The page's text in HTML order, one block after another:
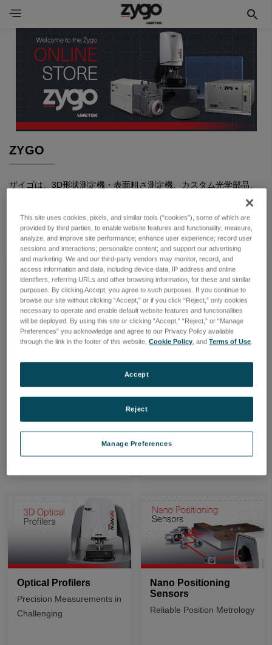
ZYGO
ザイゴは、3D形状測定機・表面粗さ測定機、カスタム光学部品、
および複雑な電気光学系の設計と製造を手掛ける世界規模のサプ
ライヤーです。
Laser Interferometers
Support Demanding
アクセサリーキャンペ
ペーンの商品です。
Optical Profilers
Precision Measurements in
Challenging
Nano Positioning
Sensors
Reliable Position Metrology
This site uses cookies, pixels, and similar tools (“cookies”), some of which are
provided by third parties, to enable website features and functionality; measure,
analyze, and improve site performance; enhance user experience; record user
sessions and interactions; personalize content; and support our advertising
and marketing. We and our third-party vendors may monitor, record, and
access information and data, including device data, IP address and online
identifiers, referring URLs and other browsing information, for these and similar
purposes. By clicking Accept, you agree to such purposes. If you continue to
browse our site without clicking “Accept,” or if you click “Reject,” only cookies
necessary to operate and enable default website features and functionalities
will be deployed. By using this site or clicking “Accept,” “Reject,” or “Manage
Preferences” you acknowledge and agree to our Privacy Policy available
through the link in the footer of this website,Cookie Policy, andTerms of Use.
Manage Preferences
Reject
Accept